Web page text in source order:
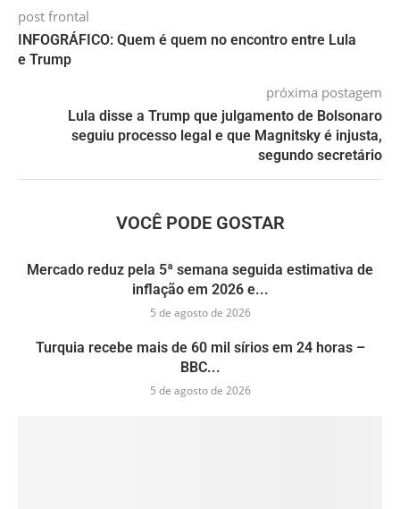
post frontal
INFOGRÁFICO: Quem é quem no encontro entre Lula
e Trump
próxima postagem
Lula disse a Trump que julgamento de Bolsonaro
seguiu processo legal e que Magnitsky é injusta,
segundo secretário
VOCÊ PODE GOSTAR
Mercado reduz pela 5ª semana seguida estimativa de
inflação em 2026 e...
5 de agosto de 2026
Turquia recebe mais de 60 mil sírios em 24 horas –
BBC...
5 de agosto de 2026